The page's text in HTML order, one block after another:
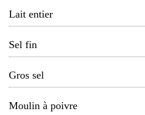
Lait entier
Sel fin
Gros sel
Moulin à poivre